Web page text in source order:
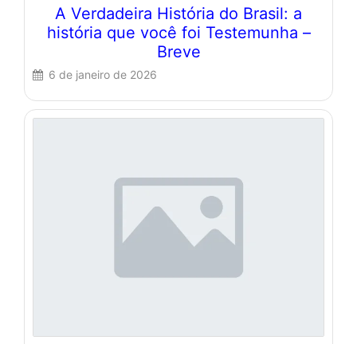
A Verdadeira História do Brasil: a
história que você foi Testemunha –
Breve
6 de janeiro de 2026